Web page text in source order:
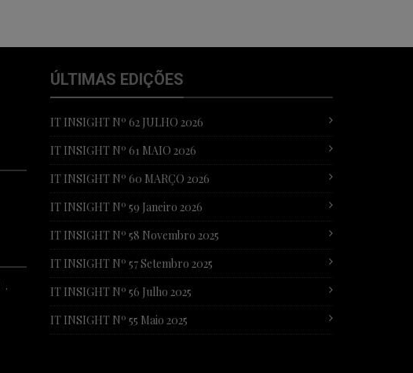
ÚLTIMAS EDIÇÕES
IT INSIGHT Nº 62 JULHO 2026
IT INSIGHT Nº 61 MAIO 2026
IT INSIGHT Nº 60 MARÇO 2026
IT INSIGHT Nº 59 Janeiro 2026
IT INSIGHT Nº 58 Novembro 2025
IT INSIGHT Nº 57 Setembro 2025
IT INSIGHT Nº 56 Julho 2025
IT INSIGHT Nº 55 Maio 2025